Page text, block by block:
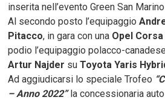
inserita nell’evento Green San
Al secondo posto l’equipaggio
Pitacco, in gara con una Opel
podio l’equipaggio polacco-canadese
Artur Najder suToyota Yaris
Ad aggiudicarsi lo speciale Trofeo
– Anno 2022”la concessionaria auto